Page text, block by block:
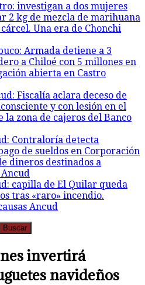
investigan a dos mujeres
2 kg de mezcla de marihuana
Una era de Chonchi
Armada detiene a 3
a Chiloé con 5 millones en
abierta en Castro
Fiscalía aclara deceso de
y con lesión en el
zona de cajeros del Banco
Contraloría detecta
de sueldos en Corporación
dineros destinados a
Ancud
capilla de El Quilar queda
tras «raro» incendio.
Ancud
invertirá
navideños